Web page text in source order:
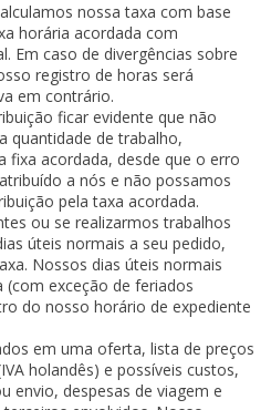
nossa taxa com base
horária acordada com
Em caso de divergências sobre
registro de horas será
em contrário.
ficar evidente que não
quantidade de trabalho,
fixa acordada, desde que o erro
a nós e não possamos
pela taxa acordada.
ou se realizarmos trabalhos
úteis normais a seu pedido,
Nossos dias úteis normais
(com exceção de feriados
do nosso horário de expediente
em uma oferta, lista de preços
holandês) e possíveis custos,
envio, despesas de viagem e